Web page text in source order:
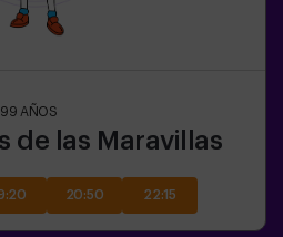
AÑOS
de las Maravillas
20:50 22:15